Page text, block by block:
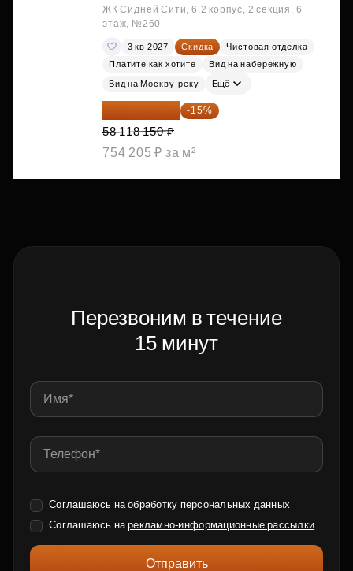
ЖК Сидней Сити, 6.2 корпус, 2 секция, 6
этаж, №260
3 кв 2027 Скидка
Чистовая отделка
Платите как хотите
Вид на набережную
Вид на Москву-реку Ещё
49 400 428 ₽ -15%
58 118 150 ₽
754 205 ₽ за м²
Перезвоним в течение
15 минут
Соглашаюсь на обработку персональных данных
Соглашаюсь нарекламно-информационные рассылки
Отправить